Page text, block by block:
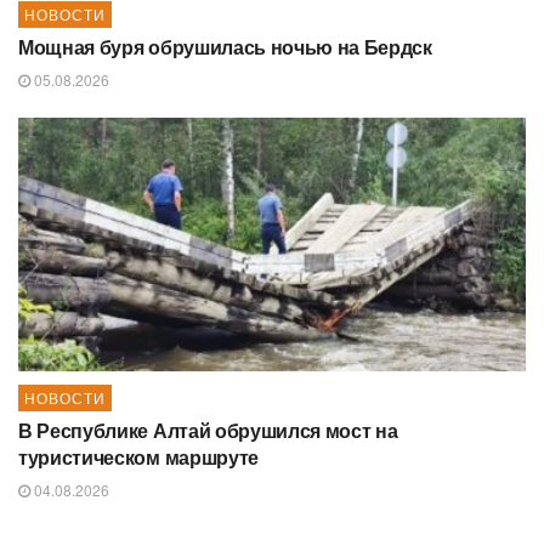
НОВОСТИ
Мощная буря обрушилась ночью на Бердск
05.08.2026
НОВОСТИ
В Республике Алтай обрушился мост на
туристическом маршруте
04.08.2026